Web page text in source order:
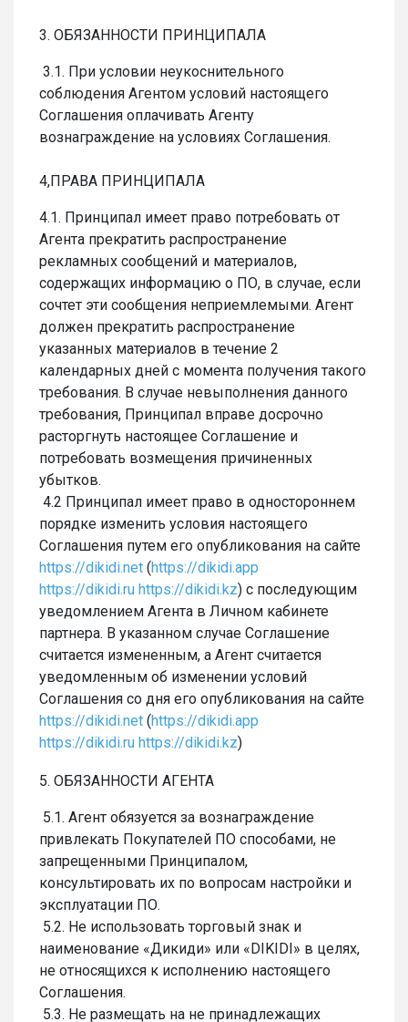
3. ОБЯЗАННОСТИ ПРИНЦИПАЛА
3.1. При условии неукоснительного
соблюдения Агентом условий настоящего
Соглашения оплачивать Агенту
вознаграждение на условиях Соглашения.
4,ПРАВА ПРИНЦИПАЛА
4.1. Принципал имеет право потребовать от
Агента прекратить распространение
рекламных сообщений и материалов,
содержащих информацию о ПО, в случае, если
сочтет эти сообщения неприемлемыми. Агент
должен прекратить распространение
указанных материалов в течение 2
календарных дней с момента получения такого
требования. В случае невыполнения данного
требования, Принципал вправе досрочно
расторгнуть настоящее Соглашение и
потребовать возмещения причиненных
убытков.
4.2 Принципал имеет право в одностороннем
порядке изменить условия настоящего
Соглашения путем его опубликования на сайте
https://dikidi.net (https://dikidi.app
https://dikidi.ru https://dikidi.kz) с последующим
уведомлением Агента в Личном кабинете
партнера. В указанном случае Соглашение
считается измененным, а Агент считается
уведомленным об изменении условий
Соглашения со дня его опубликования на сайте
https://dikidi.net (https://dikidi.app
https://dikidi.ru https://dikidi.kz)
5. ОБЯЗАННОСТИ АГЕНТА
5.1. Агент обязуется за вознаграждение
привлекать Покупателей ПО способами, не
запрещенными Принципалом,
консультировать их по вопросам настройки и
эксплуатации ПО.
5.2. Не использовать торговый знак и
наименование «Дикиди» или «DIKIDI» в целях,
не относящихся к исполнению настоящего
Соглашения.
5.3. Не размещать на не принадлежащих